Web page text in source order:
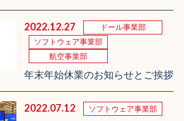
2022.12.27
ドール事業部
ソフトウェア事業部
航空事業部
年末年始休業のお知らせとご挨拶
2022.07.12 ソフトウェア事業部